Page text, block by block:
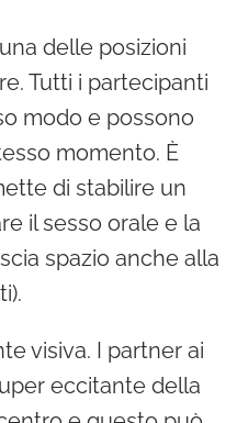
delle posizioni
Tutti i partecipanti
modo e possono
momento. È
di stabilire un
il sesso orale e la
spazio anche alla
visiva. I partner ai
eccitante della